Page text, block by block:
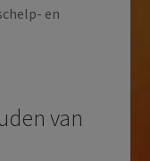
en
van